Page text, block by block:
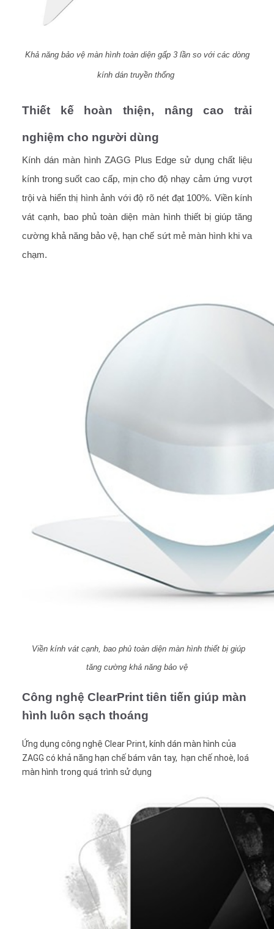
Khả năng bảo vệ màn hình toàn diện gấp 3 lần so với các dòng
kính dán truyền thống
Thiết kế hoàn thiện, nâng cao trải
nghiệm cho người dùng
Kính dán màn hình ZAGG Plus Edge sử dụng chất liệu
kính trong suốt cao cấp, mịn cho độ nhạy cảm ứng vượt
trội và hiển thị hình ảnh với độ rõ nét đạt 100%. Viền kính
vát cạnh, bao phủ toàn diện màn hình thiết bị giúp tăng
cường khả năng bảo vệ, hạn chế sứt mẻ màn hình khi va
chạm.
Viền kính vát cạnh, bao phủ toàn diện màn hình thiết bị giúp
tăng cường khả năng bảo vệ
Công nghệ ClearPrint tiên tiến giúp màn
hình luôn sạch thoáng
Ứng dụng công nghệ Clear Print, kính dán màn hình của
ZAGG có khả năng hạn chế bám vân tay, hạn chế nhoè, loá
màn hình trong quá trình sử dụng